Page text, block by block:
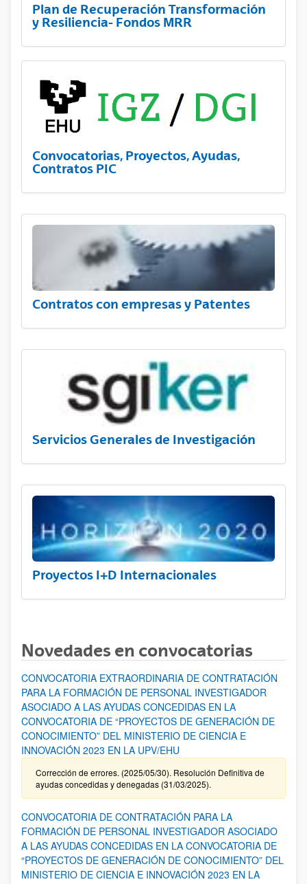
Plan de Recuperación Transformación
y Resiliencia- Fondos MRR
Convocatorias, Proyectos, Ayudas,
Contratos PIC
Contratos con empresas y Patentes
Servicios Generales de Investigación
Proyectos I+D Internacionales
Novedades en convocatorias
CONVOCATORIA EXTRAORDINARIA DE CONTRATACIÓN
PARA LA FORMACIÓN DE PERSONAL INVESTIGADOR
ASOCIADO A LAS AYUDAS CONCEDIDAS EN LA
CONVOCATORIA DE “PROYECTOS DE GENERACIÓN DE
CONOCIMIENTO” DEL MINISTERIO DE CIENCIA E
INNOVACIÓN 2023 EN LA UPV/EHU
Corrección de errores. (2025/05/30). Resolución Definitiva de
ayudas concedidas y denegadas (31/03/2025).
CONVOCATORIA DE CONTRATACIÓN PARA LA
FORMACIÓN DE PERSONAL INVESTIGADOR ASOCIADO
A LAS AYUDAS CONCEDIDAS EN LA CONVOCATORIA DE
“PROYECTOS DE GENERACIÓN DE CONOCIMIENTO” DEL
MINISTERIO DE CIENCIA E INNOVACIÓN 2023 EN LA